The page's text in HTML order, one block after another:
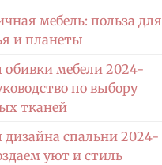
мебель: польза для
и планеты
мебели 2024-
по выбору
тканей
спальни 2024-
уют и стиль